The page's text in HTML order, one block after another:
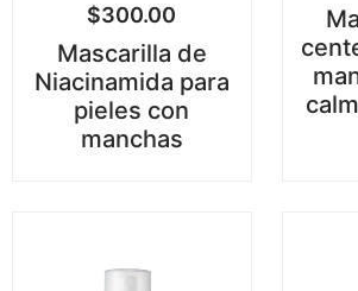
$300.00
Mascarilla de
Niacinamida para
pieles con
manchas